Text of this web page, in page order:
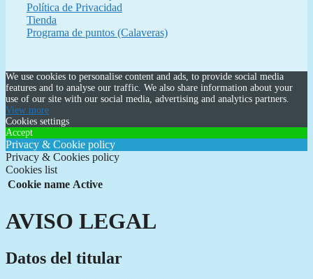
Política de Privacidad
Tienda
Programa de puntos (Calaveras)
We use cookies to personalise content and ads, to provide social media
features and to analyse our traffic. We also share information about your
use of our site with our social media, advertising and analytics partners.
View more
Cookies settings
Accept
Privacy & Cookie policy
Privacy & Cookies policy
Cookies list
Cookie name Active
AVISO LEGAL
Datos del titular